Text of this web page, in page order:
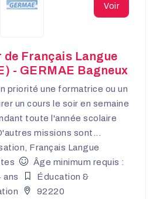
Voir
de Français Langue
- GERMAE Bagneux
priorité une formatrice ou un
un cours le soir en semaine
toute l'année scolaire
missions sont...
Français Langue
Âge minimum requis :
ans
Éducation &
92220